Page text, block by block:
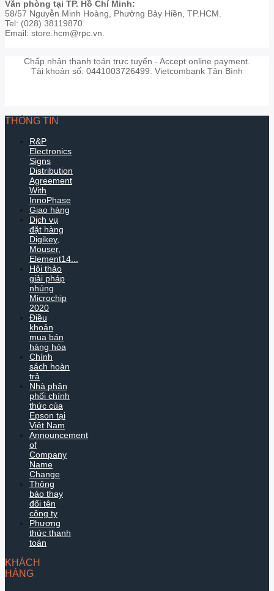
Văn phòng tại TP. Hồ Chí Minh:
58/57 Nguyễn Minh Hoàng, Phường Bảy Hiền, TP.HCM.
Tel: (028) 38119870.
Email: store.hcm@rpc.vn.
Chấp nhận thanh toán trực tuyến - Accept online payment.
Tài khoản số: 0441003726499. Vietcombank Tân Bình
THÔNG TIN
R&P
Electronics
Signs
Distribution
Agreement
With
InnoPhase
Giao hàng
Dịch vụ
đặt hàng
Digikey,
Mouser,
Element14...
Hội thảo
giải pháp
nhúng
Microchip
2020
Điều
khoản
mua bán
hàng hóa
Chính
sách hoàn
trả
Nhà phân
phối chính
thức của
Epson tại
Việt Nam
Announcement
of
Company
Name
Change
Thông
báo thay
đổi tên
công ty
Phương
thức thanh
toán
KHÁCH
HÀNG